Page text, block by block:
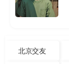
北京交友